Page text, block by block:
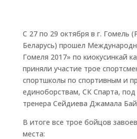
С 27 по 29 октября в г. Гомель
Беларусь) прошел
Гомеля 2017» по киокусинкай
приняли участие трое
спортшколы по спортивным и
единоборствам, СК Спарта,
тренера Сейдиева Джамала
В итоге все трое бойцов
места: